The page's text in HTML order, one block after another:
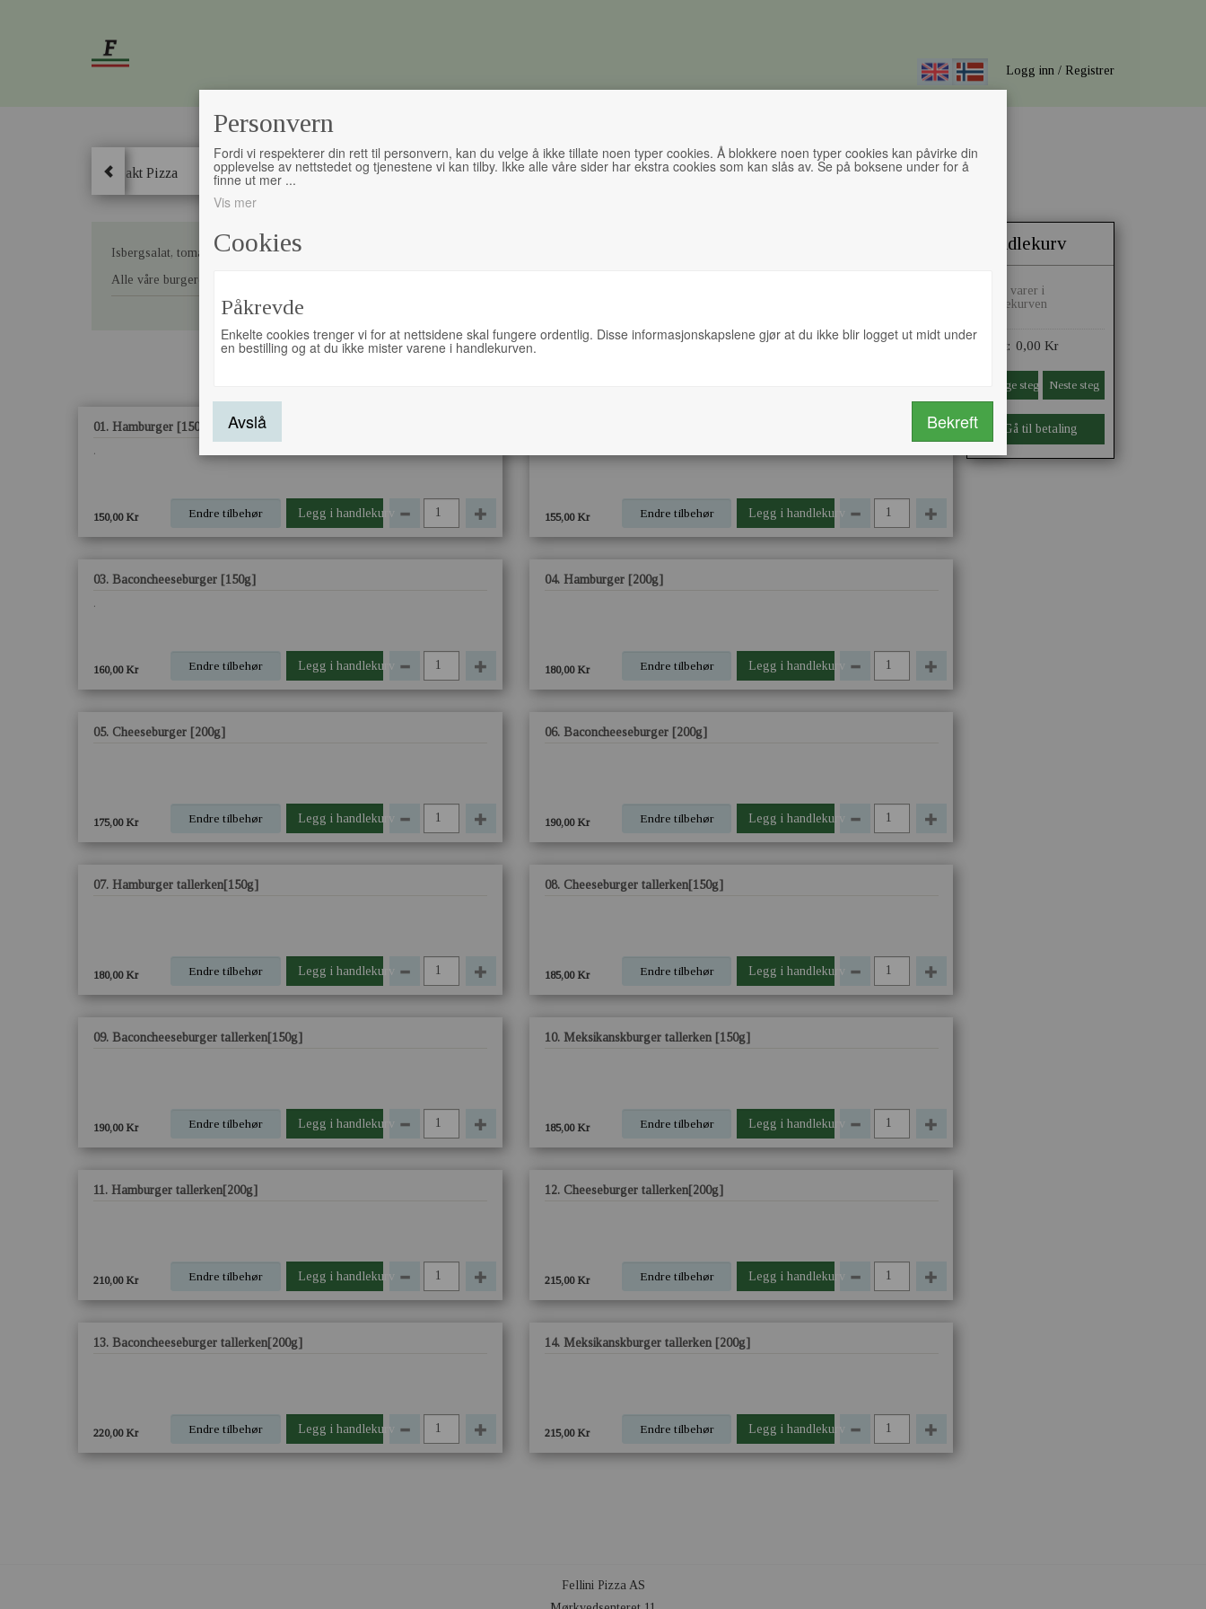
Logg inn / Registrer
Innbakt Pizza Grillretter Kebab Hamburger Barnemeny Vegetarmeny Salater Pasta Drikke/Ekstra
Isbergsalat, tomat, agurk og dressing er selvsagt tilbehør på alle våre burgere.
Alle våre burgere inneholder: Hvete, egg, soya, melk, selleri, sennep, sesamfrø og sulfit.
01. Hamburger [150g]
150,00 Kr
.
Endre tilbehør Legg i handlekurv 155,00 Kr Endre tilbehør Legg i handlekurv
03. Baconcheeseburger [150g]
160,00 Kr
.
Endre tilbehør Legg i handlekurv
04. Hamburger [200g]
180,00 Kr Endre tilbehør Legg i handlekurv
05. Cheeseburger [200g]
175,00 Kr Endre tilbehør Legg i handlekurv
06. Baconcheeseburger [200g]
190,00 Kr Endre tilbehør Legg i handlekurv
07. Hamburger tallerken[150g]
180,00 Kr Endre tilbehør Legg i handlekurv
08. Cheeseburger tallerken[150g]
185,00 Kr Endre tilbehør Legg i handlekurv
09. Baconcheeseburger tallerken[150g]
190,00 Kr Endre tilbehør Legg i handlekurv
10. Meksikanskburger tallerken [150g]
185,00 Kr Endre tilbehør Legg i handlekurv
11. Hamburger tallerken[200g]
210,00 Kr Endre tilbehør Legg i handlekurv
12. Cheeseburger tallerken[200g]
215,00 Kr Endre tilbehør Legg i handlekurv
13. Baconcheeseburger tallerken[200g]
220,00 Kr Endre tilbehør Legg i handlekurv
14. Meksikanskburger tallerken [200g]
215,00 Kr Endre tilbehør Legg i handlekurv
handlekurv
Ingen varer i
handlekurven
Totalt: 0,00 Kr
Forrige steg Neste steg
Gå til betaling
Personvern
Fordi vi respekterer din rett til personvern, kan du velge å ikke tillate noen typer cookies. Å blokkere noen typer cookies kan påvirke din
opplevelse av nettstedet og tjenestene vi kan tilby. Ikke alle våre sider har ekstra cookies som kan slås av. Se på boksene under for å
finne ut mer ...
Vis mer
Cookies
Påkrevde
Enkelte cookies trenger vi for at nettsidene skal fungere ordentlig. Disse informasjonskapslene gjør at du ikke blir logget ut midt under
en bestilling og at du ikke mister varene i handlekurven.
Avslå Bekreft
Fellini Pizza AS